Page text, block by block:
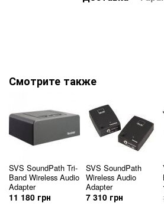
Смотрите также
SVS SoundPath Tri-
Band Wireless Audio
Adapter
11 180 грн
SVS SoundPath
Wireless Audio
Adapter
7 310 грн